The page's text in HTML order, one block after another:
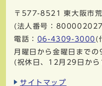
〒577-8521
東大阪市
(法人番号：
電話： 06-4309-3000 (
月曜日から金曜日まで
(祝休日、12月29日から
サイトマップ